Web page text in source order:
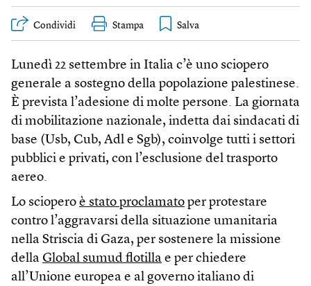
Condividi Stampa
Lunedì 22 settembre in Italia c’è uno sciopero
generale a sostegno della popolazione palestinese.
È prevista l’adesione di molte persone. La giornata
di mobilitazione nazionale, indetta dai sindacati di
base (Usb, Cub, Adl e Sgb), coinvolge tutti i settori
pubblici e privati, con l’esclusione del trasporto
aereo.
Lo sciopero è stato proclamato per protestare
contro l’aggravarsi della situazione umanitaria
nella Striscia di Gaza, per sostenere la missione
della Global sumud flotilla e per chiedere
all’Unione europea e al governo italiano di